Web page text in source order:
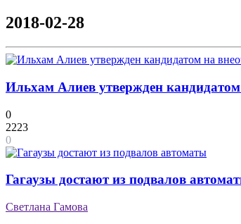
2018-02-28
Ильхам Алиев утвержден
0
2223
0
Гагаузы достают из подвалов
Светлана Гамова